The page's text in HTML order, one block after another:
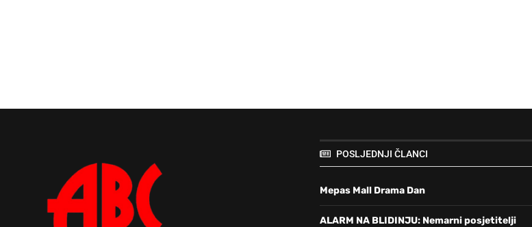
POSLJEDNJI ČLANCI
Mepas Mall Drama Dan
ALARM NA BLIDINJU: Nemarni posjetitelji